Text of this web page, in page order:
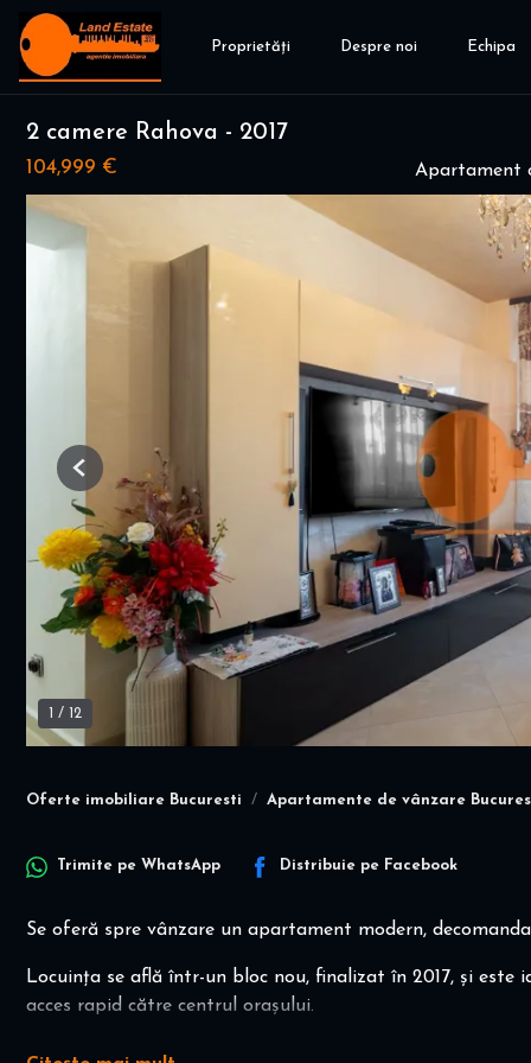
Proprietăți Despre noi Echipa
2 camere Rahova - 2017
104,999 € Apartament
1 / 12
Previous
Oferte imobiliare Bucuresti Apartamente de vânzare
Trimite pe WhatsApp Distribuie pe Facebook
Se oferă spre vânzare un apartament modern,
Locuința se află într-un bloc nou, finalizat în 2017, și
acces rapid către centrul orașului.
Caracteristici principale